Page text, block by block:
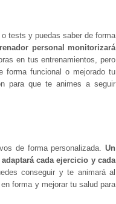
tests y puedas saber de forma
personal monitorizará
en tus entrenamientos, pero
forma funcional o mejorado tu
para que te animes a seguir
de forma personalizada. Un
cada ejercicio y cada
conseguir y te animará al
forma y mejorar tu salud para